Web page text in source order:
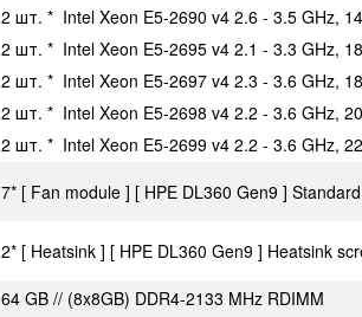
2 шт. * Intel Xeon E5-2690 v4 2.6 - 3.5 GHz,
2 шт. * Intel Xeon E5-2695 v4 2.1 - 3.3 GHz,
2 шт. * Intel Xeon E5-2697 v4 2.3 - 3.6 GHz,
2 шт. * Intel Xeon E5-2698 v4 2.2 - 3.6 GHz,
2 шт. * Intel Xeon E5-2699 v4 2.2 - 3.6 GHz,
7* [ Fan module ] [ HPE DL360 Gen9 ]
2* [ Heatsink ] [ HPE DL360 Gen9 ] Heatsink
64 GB // (8x8GB) DDR4-2133 MHz RDIMM